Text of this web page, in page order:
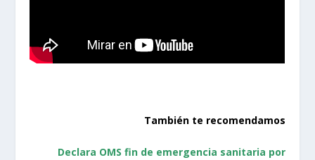
También te recomendamos
Declara OMS fin de emergencia sanitaria por